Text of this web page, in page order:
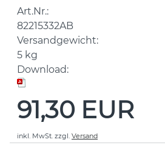
Art.Nr.:
82215332AB
Versandgewicht:
5 kg
Download:
91,30 EUR
inkl. MwSt. zzgl. Versand